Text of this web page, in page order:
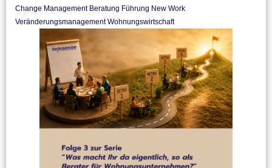
Change Management Beratung Führung New Work
Veränderungsmanagement Wohnungswirtschaft